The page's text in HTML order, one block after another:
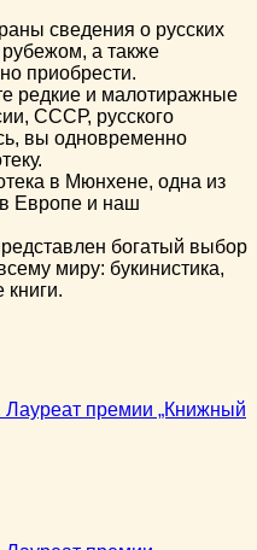
сведения о русских
а также
приобрести.
редкие и малотиражные
СССР, русского
вы одновременно
в Мюнхене, одна из
в Европе и наш
богатый выбор
миру: букинистика,
книги.